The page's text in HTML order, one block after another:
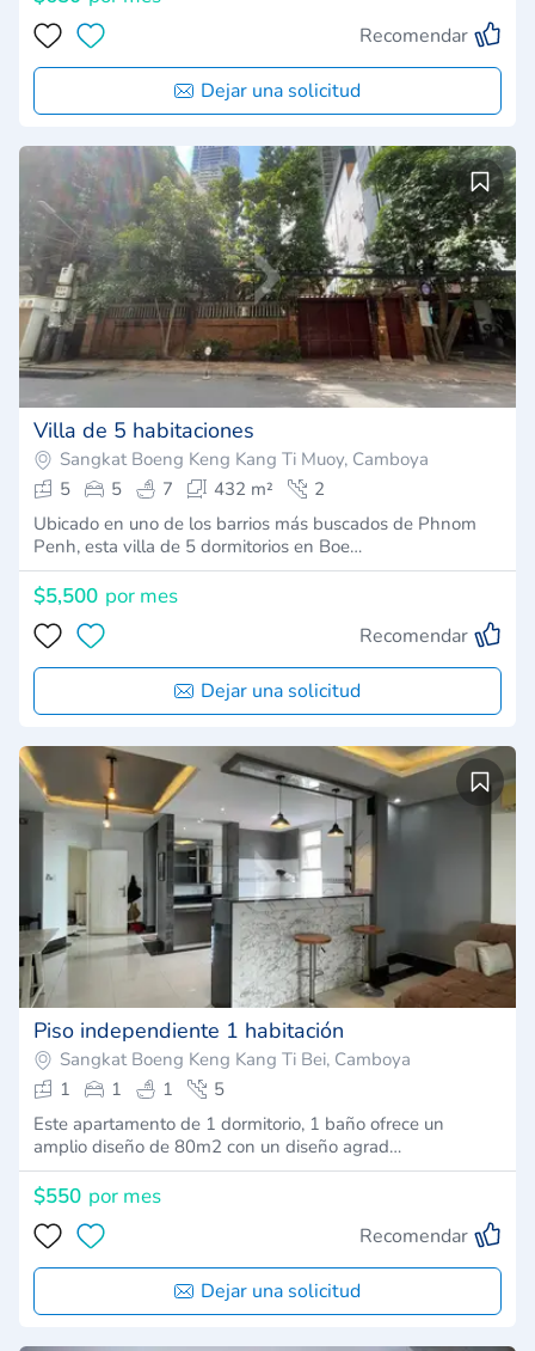
Recomendar
Dejar una solicitud
Villa de 5 habitaciones
Sangkat Boeng Keng Kang Ti Muoy, Camboya
5
5 7 432 m²
2
Ubicado en uno de los barrios más buscados de Phnom
Penh, esta villa de 5 dormitorios en Boe…
$5,500 por mes
Recomendar
Dejar una solicitud
Piso independiente 1 habitación
Sangkat Boeng Keng Kang Ti Bei, Camboya
1
1 1
5
Este apartamento de 1 dormitorio, 1 baño ofrece un
amplio diseño de 80m2 con un diseño agrad…
$550 por mes
Recomendar
Dejar una solicitud